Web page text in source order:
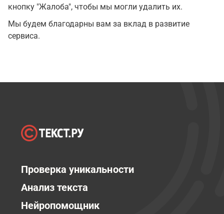
кнопку "Жалоба", чтобы мы могли удалить их.
Мы будем благодарны вам за вклад в развитие
сервиса.
Проверка уникальности
Анализ текста
Нейропомощник